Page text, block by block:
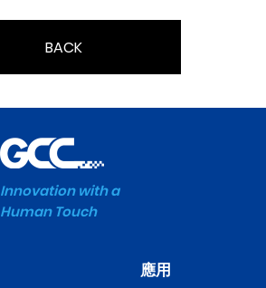
BACK
Innovation with a
Human Touch
應用